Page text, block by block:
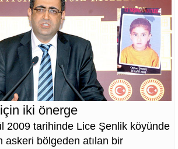
iki önerge
2009 tarihinde Lice Şenlik köyünde
askeri bölgeden atılan bir